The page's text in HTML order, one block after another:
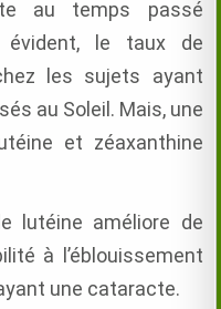
au temps passé
évident, le taux de
les sujets ayant
au Soleil. Mais, une
et zéaxanthine
lutéine améliore de
à l’éblouissement
une cataracte.